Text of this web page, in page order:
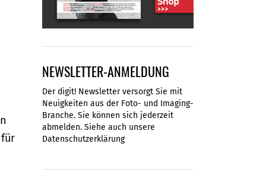
NEWSLETTER-ANMELDUNG
Der digit! Newsletter versorgt Sie mit
Neuigkeiten aus der Foto- und Imaging-
Branche. Sie können sich jederzeit
abmelden. Siehe auch unsere
Datenschutzerklärung